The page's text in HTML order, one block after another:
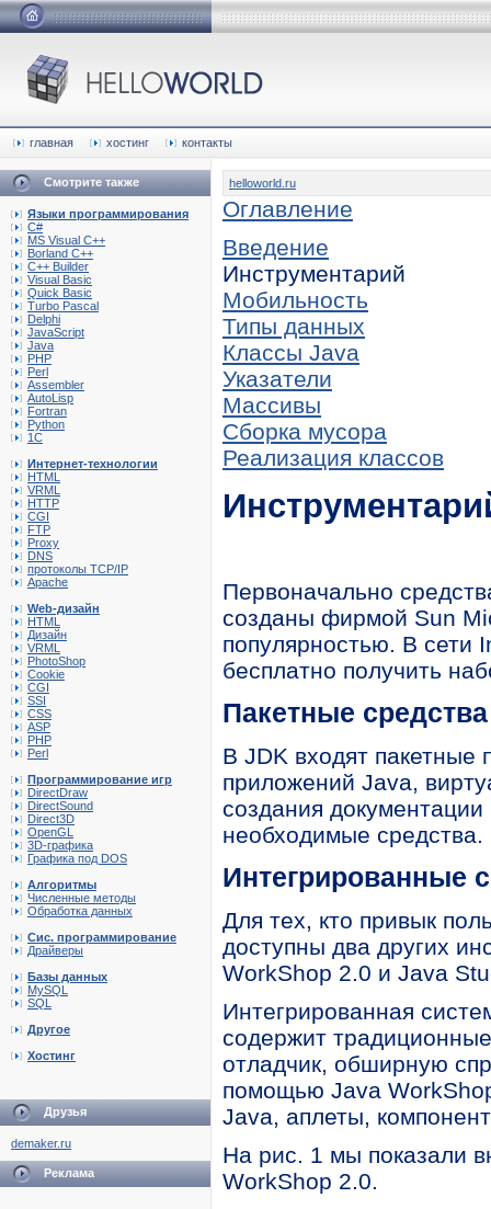
главная хостинг контакты
Смотрите также
Языки программирования
C#
MS Visual C++
Borland C++
C++ Builder
Visual Basic
Quick Basic
Turbo Pascal
Delphi
JavaScript
Java
PHP
Perl
Assembler
AutoLisp
Fortran
Python
1C
Интернет-технологии
HTML
VRML
HTTP
CGI
FTP
Proxy
DNS
протоколы TCP/IP
Apache
Web-дизайн
HTML
Дизайн
VRML
PhotoShop
Cookie
CGI
SSI
CSS
ASP
PHP
Perl
Программирование игр
DirectDraw
DirectSound
Direct3D
OpenGL
3D-графика
Графика под DOS
Алгоритмы
Численные методы
Обработка данных
Сис. программирование
Драйверы
Базы данных
MySQL
SQL
Другое
Хостинг
Друзья
demaker.ru
Реклама
helloworld.ru
Оглавление
Введение
Инструментарий
Мобильность
Типы данных
Классы Java
Указатели
Массивы
Сборка мусора
Реализация классов
Первоначально
созданы фирмой Sun
популярностью. В сети
бесплатно получить
Пакетные средства
В JDK входят пакетные
приложений Java,
создания
необходимые средства.
Интегрированные
Для тех, кто привык
доступны два других
WorkShop 2.0 и Java
Интегрированная
содержит
отладчик, обширную
помощью Java
Java, аплеты,
На рис. 1 мы показали
WorkShop 2.0.